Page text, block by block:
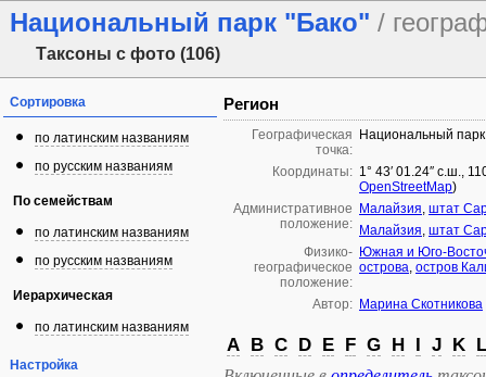
Национальный парк "Бако" /
Таксоны с фото (106)
Сортировка
по латинским названиям
по русским названиям
По семействам
по латинским названиям
по русским названиям
Иерархическая
по латинским названиям
Настройка
Регион
Географическая
точка:
Национальный
Координаты: 1° 43′ 01.24″ с.ш.,
OpenStreetMap)
Административное
положение:
Малайзия, штат
Малайзия, штат
Физико-
географическое
положение:
Южная и Юго-
острова, остров
Автор: Марина Скотникова
A B C D E F G H I J K L